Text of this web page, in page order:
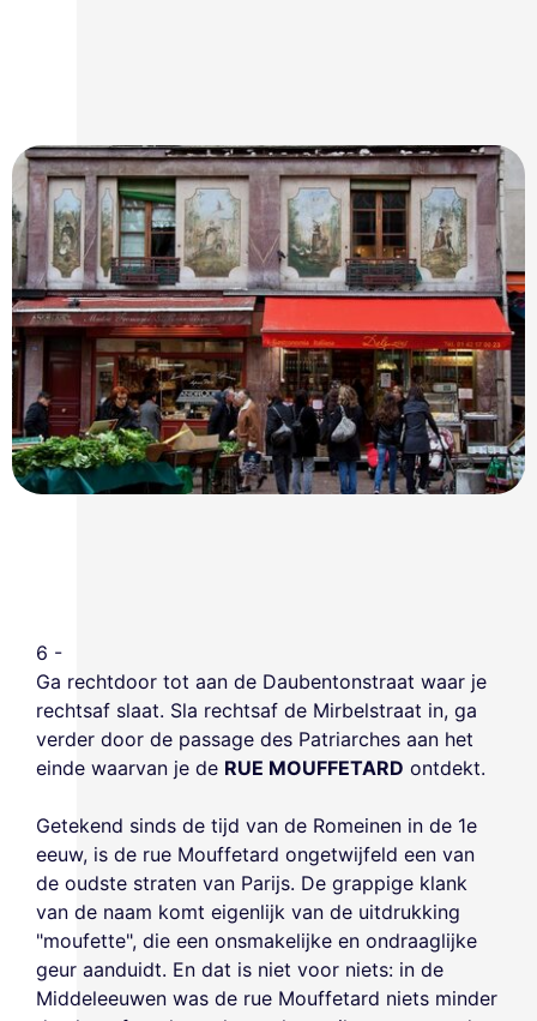
6 -
Ga rechtdoor tot aan de Daubentonstraat waar je
rechtsaf slaat. Sla rechtsaf de Mirbelstraat in, ga
verder door de passage des Patriarches aan het
einde waarvan je de RUE MOUFFETARD ontdekt.
Getekend sinds de tijd van de Romeinen in de 1e
eeuw, is de rue Mouffetard ongetwijfeld een van
de oudste straten van Parijs. De grappige klank
van de naam komt eigenlijk van de uitdrukking
"moufette", die een onsmakelijke en ondraaglijke
geur aanduidt. En dat is niet voor niets: in de
Middeleeuwen was de rue Mouffetard niets minder